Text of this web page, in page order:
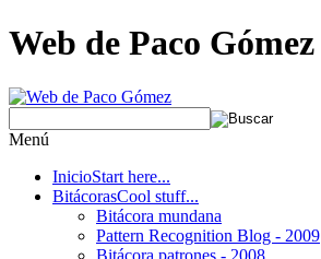
Web de Paco Gómez
Menú
InicioStart here...
BitácorasCool stuff...
Bitácora mundana
Pattern Recognition Blog - 2009
Bitácora patrones - 2008